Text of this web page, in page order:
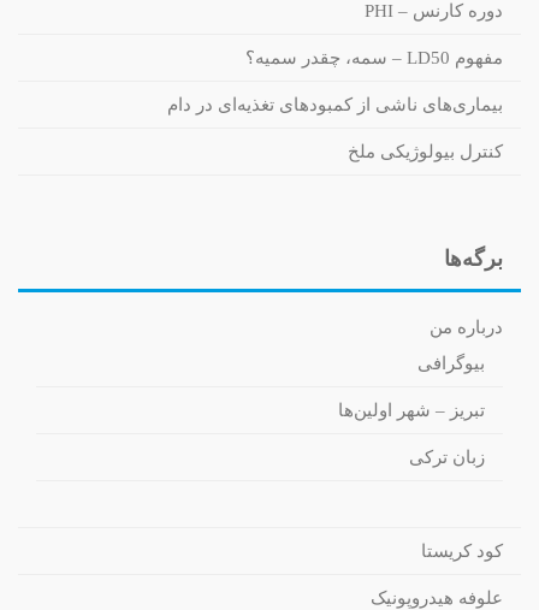
دوره کارنس – PHI
مفهوم LD50 – سمه، چقدر سمیه؟
بیماری‌های ناشی از کمبودهای تغذیه‌ای در دام
کنترل بیولوژیکی ملخ
برگه‌ها
درباره من
بیوگرافی
تبریز – شهر اولین‌ها
زبان ترکی
کود کریستا
علوفه هیدروپونیک